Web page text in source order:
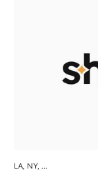
LA, NY, ...